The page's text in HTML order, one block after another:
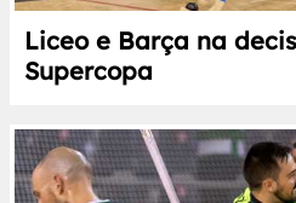
Liceo e Barça na
Supercopa